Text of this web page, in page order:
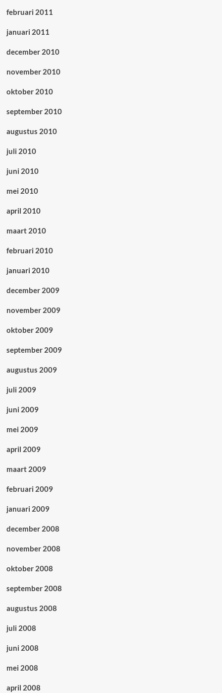
februari 2011
januari 2011
december 2010
november 2010
oktober 2010
september 2010
augustus 2010
juli 2010
juni 2010
mei 2010
april 2010
maart 2010
februari 2010
januari 2010
december 2009
november 2009
oktober 2009
september 2009
augustus 2009
juli 2009
juni 2009
mei 2009
april 2009
maart 2009
februari 2009
januari 2009
december 2008
november 2008
oktober 2008
september 2008
augustus 2008
juli 2008
juni 2008
mei 2008
april 2008